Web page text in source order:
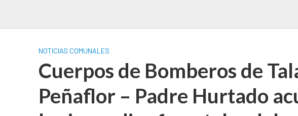
NOTICIAS COMUNALES
Cuerpos de Bomberos de
Peñaflor – Padre Hurtado